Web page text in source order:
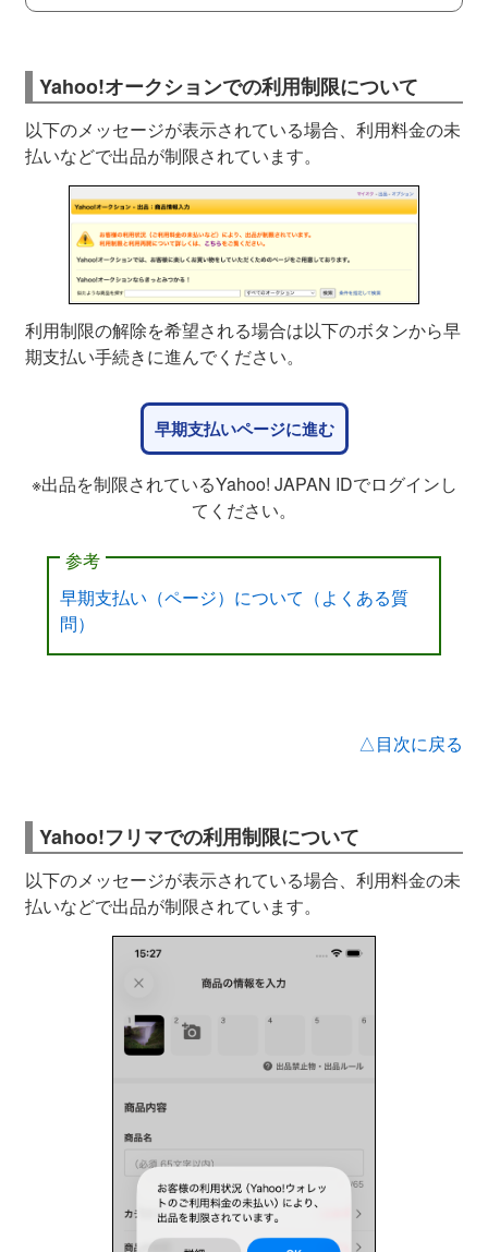
Yahoo!オークションでの利用制限について
以下のメッセージが表示されている場合、利用料金の未
払いなどで出品が制限されています。
利用制限の解除を希望される場合は以下のボタンから早
期支払い手続きに進んでください。
早期支払いページに進む
※出品を制限されているYahoo! JAPAN IDでログインし
てください。
参考
早期支払い（ページ）について（よくある質
問）
△目次に戻る
Yahoo!フリマでの利用制限について
以下のメッセージが表示されている場合、利用料金の未
払いなどで出品が制限されています。